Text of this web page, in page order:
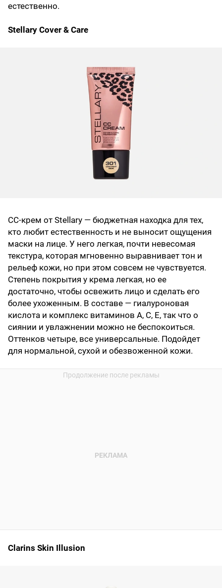
естественно.
Stellary Cover & Care
CC‑крем от Stellary — бюджетная находка для тех,
кто любит естественность и не выносит ощущения
маски на лице. У него легкая, почти невесомая
текстура, которая мгновенно выравнивает тон и
рельеф кожи, но при этом совсем не чувствуется.
Степень покрытия у крема легкая, но ее
достаточно, чтобы освежить лицо и сделать его
более ухоженным. В составе — гиалуроновая
кислота и комплекс витаминов А, С, Е, так что о
сиянии и увлажнении можно не беспокоиться.
Оттенков четыре, все универсальные. Подойдет
для нормальной, сухой и обезвоженной кожи.
Clarins Skin Illusion